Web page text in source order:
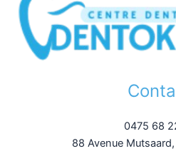
0475 68
88 Avenue